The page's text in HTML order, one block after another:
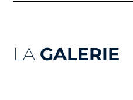
LA GALERIE